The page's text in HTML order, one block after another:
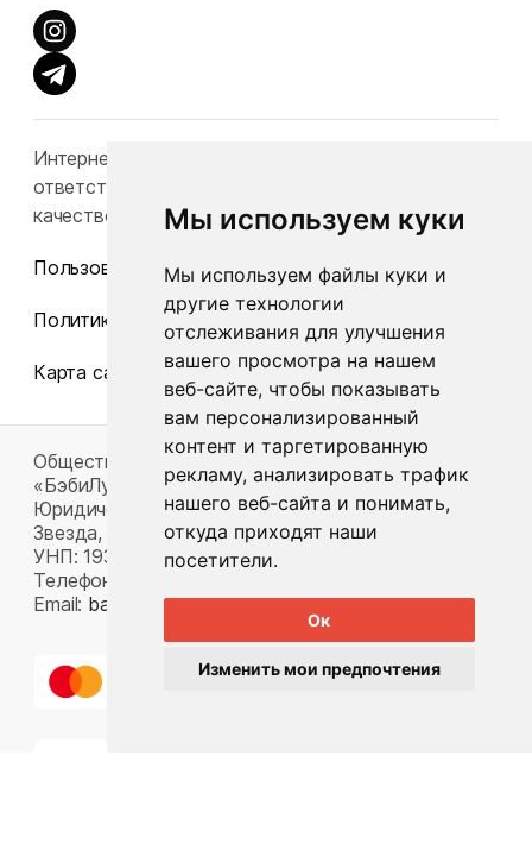
Мы используем куки
Мы используем файлы куки и
другие технологии
отслеживания для улучшения
вашего просмотра на нашем
веб-сайте, чтобы показывать
вам персонализированный
контент и таргетированную
рекламу, анализировать трафик
нашего веб-сайта и понимать,
откуда приходят наши
посетители.
Ок
Изменить мои предпочтения
Интернет-каталог Babylook.by не несет
ответственность за конечную стоимость и
качество товаров.
Пользовательское соглашение
Политика конфиденциальности
Карта сайта
Общество с ограниченной ответственностью
«БэбиЛук»
Юридический адрес: 220117, г. Минск, пр-т Газеты
Звезда, д. 16, пом. 52
УНП: 193815124
Телефон:
Email: babylook.gm@gmail.com.